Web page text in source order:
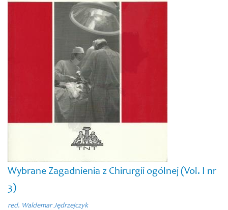
Wybrane Zagadnienia z Chirurgii ogólnej (Vol. I nr
3)
red. Waldemar Jędrzejczyk